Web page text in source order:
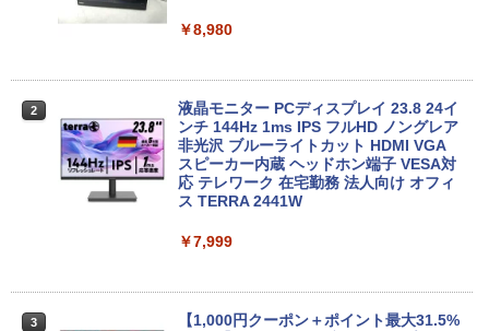
中古美品 2K液晶 13.3インチ Apple Mac
Boko Air A2179 (2020年) ゴールド mac
OS 15 Sequoia(正規版Windows11追加
可能) 超高性能 第10世代Core i7-1060N
G7 16GB 爆速NVMe式1TB-SSD カメラ
パソコン 中古PC 送料無料 あす楽対応 即
￥60,489
保証付き
【2026新登場・RTX4060搭載・2年保
証】デスクトップパソコン ゲーミングP
C Intel Core i3 i5 i7 8GB 32GB 16GBメ
モリ 256GB~1TB SSD 高速起動 高フレ
載 WiFi対応 FPS・ゲーム実況・動画編
￥69,800
￥8,980
2
液晶モニター PCディスプレイ 23.8 24イ
ンチ 144Hz 1ms IPS フルHD ノングレア
非光沢 ブルーライトカット HDMI VGA
スピーカー内蔵 ヘッドホン端子 VESA対
応 テレワーク 在宅勤務 法人向け オフィ
ス TERRA 2441W
￥7,999
3
【1,000円クーポン＋ポイント最大31.5%